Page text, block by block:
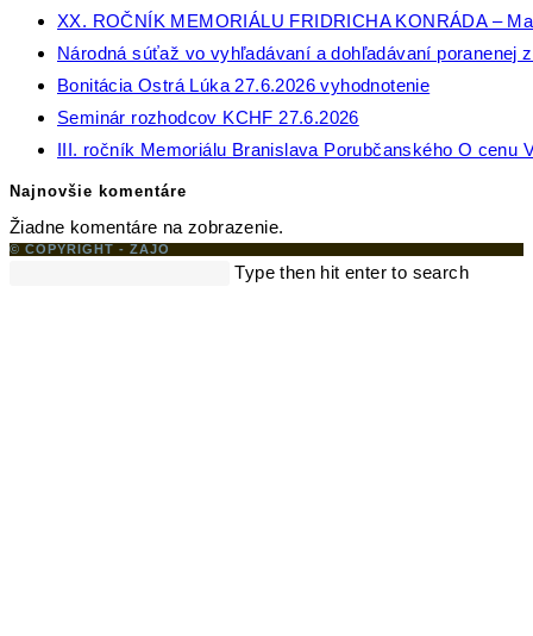
XX. ROČNÍK MEMORIÁLU FRIDRICHA KONRÁDA –
Národná súťaž vo vyhľadávaní a dohľadávaní poranenej
Bonitácia Ostrá Lúka 27.6.2026 vyhodnotenie
Seminár rozhodcov KCHF 27.6.2026
III. ročník Memoriálu Branislava Porubčanského O cenu
Najnovšie komentáre
Žiadne komentáre na zobrazenie.
© COPYRIGHT - ZAJO
Type then hit enter to search